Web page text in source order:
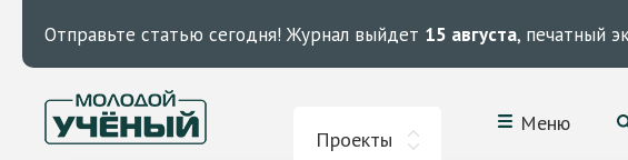
Отправьте статью сегодня! Журнал выйдет 15 августа, печатный
Проекты
Меню